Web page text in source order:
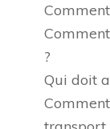
?
Qui doit